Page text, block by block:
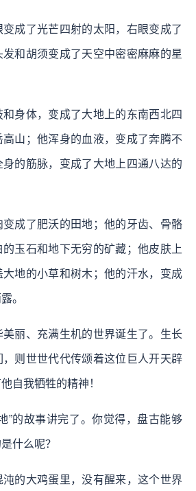
成了光芒四射的太阳，右眼变成了
和胡须变成了天空中密密麻麻的星
身体，变成了大地上的东南西北四
山；他浑身的血液，变成了奔腾不
的筋脉，变成了大地上四通八达的
成了肥沃的田地；他的牙齿、骨骼
玉石和地下无穷的矿藏；他皮肤上
地的小草和树木；他的汗水，变成
。
丽、充满生机的世界诞生了。生长
则世世代代传颂着这位巨人开天辟
自我牺牲的精神！
”的故事讲完了。你觉得，盘古能够
什么呢？
的大鸡蛋里，没有醒来，这个世界